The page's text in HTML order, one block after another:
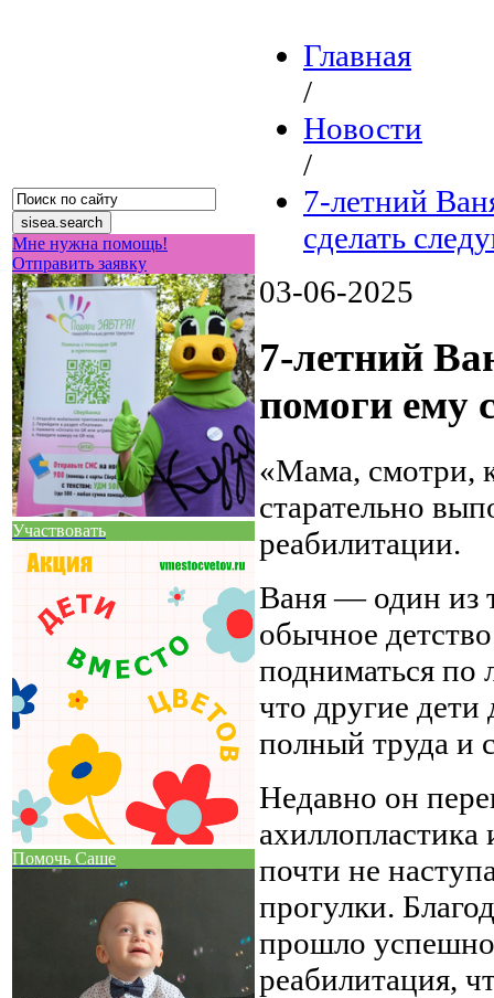
Мне нужна помощь!
Отправить заявку
Участвовать
Помочь Саше
Главная
/
Новости
/
7-летний
сделать
03-06-2025
7-летний
помоги ему
«Мама, смотри,
старательно
реабилитации.
Ваня — один из
обычное
подниматься по
что другие
полный труда и
Недавно он
почти не
прогулки.
прошло
реабилитация,